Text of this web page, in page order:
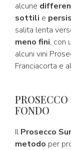
alcune
sottili e
salita lenta
meno fini, con
alcuni vini
Franciacorta e
FONDO
IlProsecco
metodo per